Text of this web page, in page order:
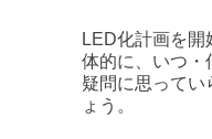
LED化計画を
体的に、いつ・
疑問に思ってい
ょう。